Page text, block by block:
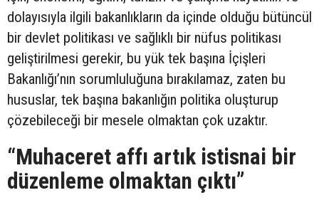
dolayısıyla ilgili bakanlıkların da içinde olduğu bütüncül
bir devlet politikası ve sağlıklı bir nüfus politikası
geliştirilmesi gerekir, bu yük tek başına İçişleri
Bakanlığı’nın sorumluluğuna bırakılamaz, zaten bu
hususlar, tek başına bakanlığın politika oluşturup
çözebileceği bir mesele olmaktan çok uzaktır.
“Muhaceret affı artık istisnai bir
düzenleme olmaktan çıktı”